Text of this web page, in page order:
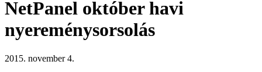
NetPanel október havi
nyereménysorsolás
2015. november 4.